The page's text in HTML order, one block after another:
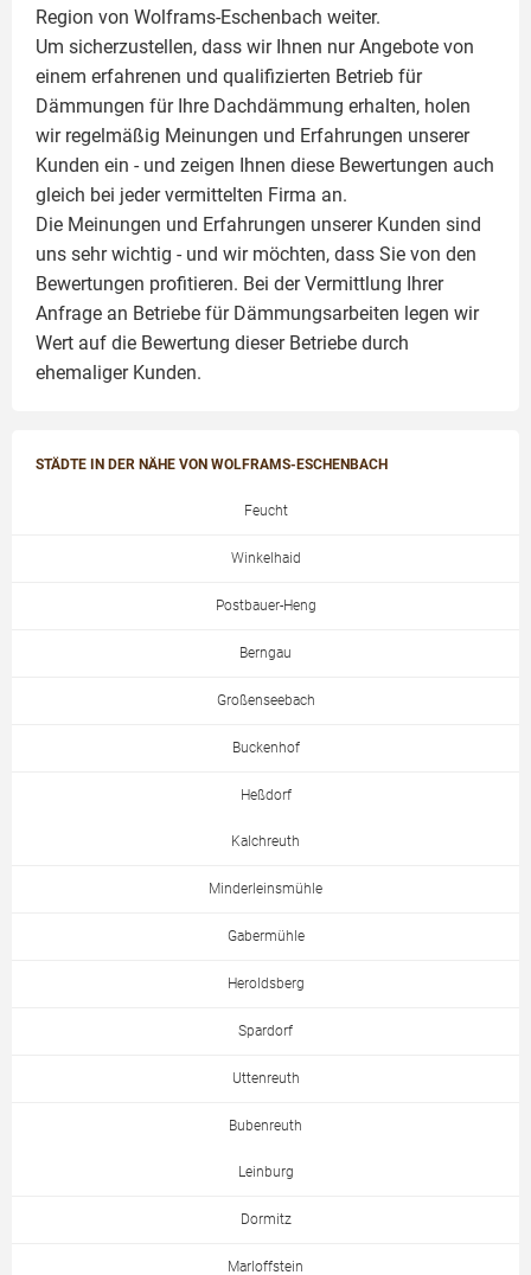
Region von Wolframs-Eschenbach weiter.
Um sicherzustellen, dass wir Ihnen nur Angebote von
einem erfahrenen und qualifizierten Betrieb für
Dämmungen für Ihre Dachdämmung erhalten, holen
wir regelmäßig Meinungen und Erfahrungen unserer
Kunden ein - und zeigen Ihnen diese Bewertungen auch
gleich bei jeder vermittelten Firma an.
Die Meinungen und Erfahrungen unserer Kunden sind
uns sehr wichtig - und wir möchten, dass Sie von den
Bewertungen profitieren. Bei der Vermittlung Ihrer
Anfrage an Betriebe für Dämmungsarbeiten legen wir
Wert auf die Bewertung dieser Betriebe durch
ehemaliger Kunden.
STÄDTE IN DER NÄHE VON WOLFRAMS-ESCHENBACH
Feucht
Winkelhaid
Postbauer-Heng
Berngau
Großenseebach
Buckenhof
Heßdorf
Kalchreuth
Minderleinsmühle
Gabermühle
Heroldsberg
Spardorf
Uttenreuth
Bubenreuth
Leinburg
Dormitz
Marloffstein